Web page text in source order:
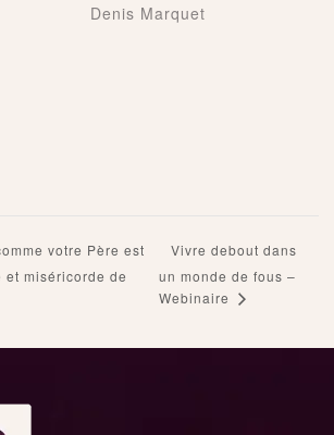
Denis Marquet
votre Père est
et miséricorde de
Vivre debout dans
un monde de fous –
Webinaire